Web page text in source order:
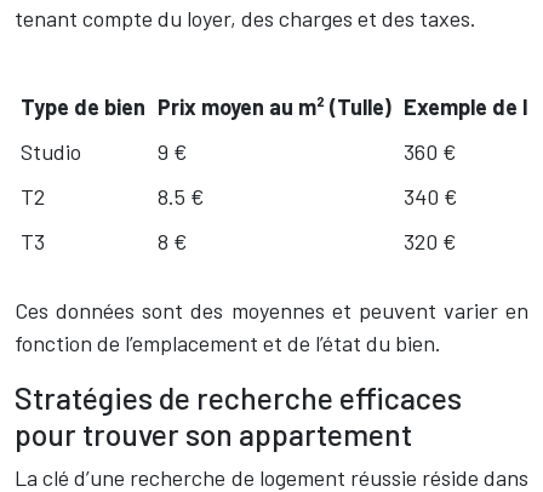
tenant compte du loyer, des charges et des taxes.
Type de bien Prix moyen au m² (Tulle) Exemple de
Studio
9 €
360 €
T2
8.5 €
340 €
T3
8 € 320 €
Ces données sont des moyennes et peuvent varier en
fonction de l’emplacement et de l’état du bien.
Stratégies de recherche efficaces
pour trouver son appartement
La clé d’une recherche de logement réussie réside dans